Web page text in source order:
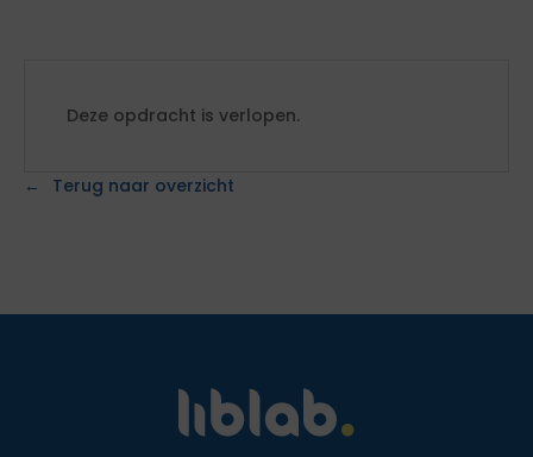
Deze opdracht is verlopen.
Terug naar overzicht